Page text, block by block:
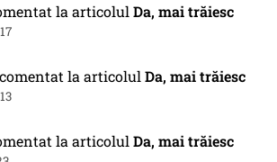
la articolulDa, mai trăiesc
la articolulDa, mai trăiesc
la articolulDa, mai trăiesc